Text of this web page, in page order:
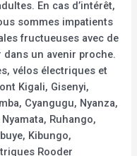
En cas d’intérêt,
sommes impatients
fructueuses avec de
un avenir proche.
vélos électriques et
Kigali, Gisenyi,
Cyangugu, Nyanza,
Ruhango,
Kibungo,
Rooder